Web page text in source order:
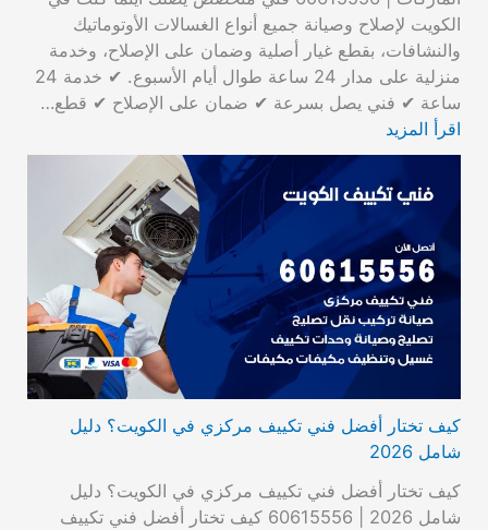
الكويت لإصلاح وصيانة جميع أنواع الغسالات الأوتوماتيك
والنشافات، بقطع غيار أصلية وضمان على الإصلاح، وخدمة
منزلية على مدار 24 ساعة طوال أيام الأسبوع. ✔ خدمة 24
ساعة ✔ فني يصل بسرعة ✔ ضمان على الإصلاح ✔ قطع…
اقرأ المزيد
كيف تختار أفضل فني تكييف مركزي في الكويت؟ دليل
شامل 2026
كيف تختار أفضل فني تكييف مركزي في الكويت؟ دليل
شامل 2026 | 60615556 كيف تختار أفضل فني تكييف